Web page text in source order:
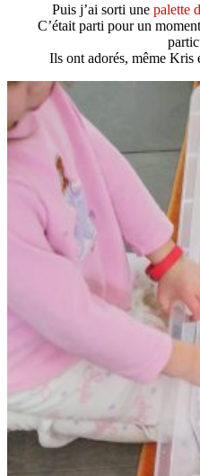
Puis j’ai sorti une palette
C’était parti pour un
Ils ont adorés, même Kris